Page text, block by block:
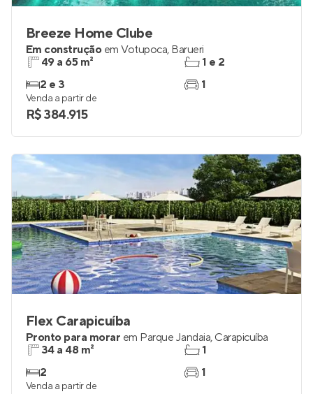
Breeze Home Clube
Em construção em Votupoca, Barueri
49 a 65 m²
2 e 3
1 e 2
1
Venda a partir de
R$ 384.915
Flex Carapicuíba
Pronto para morar em Parque Jandaia, Carapicuíba
34 a 48 m²
2
1
1
Venda a partir de